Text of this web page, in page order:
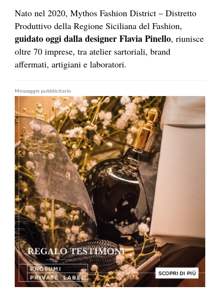
Nato nel 2020, Mythos Fashion District – Distretto
Produttivo della Regione Siciliana del Fashion,
guidato oggi dalla designer Flavia Pinello, riunisce
oltre 70 imprese, tra atelier sartoriali, brand
affermati, artigiani e laboratori.
Messaggio pubblicitario